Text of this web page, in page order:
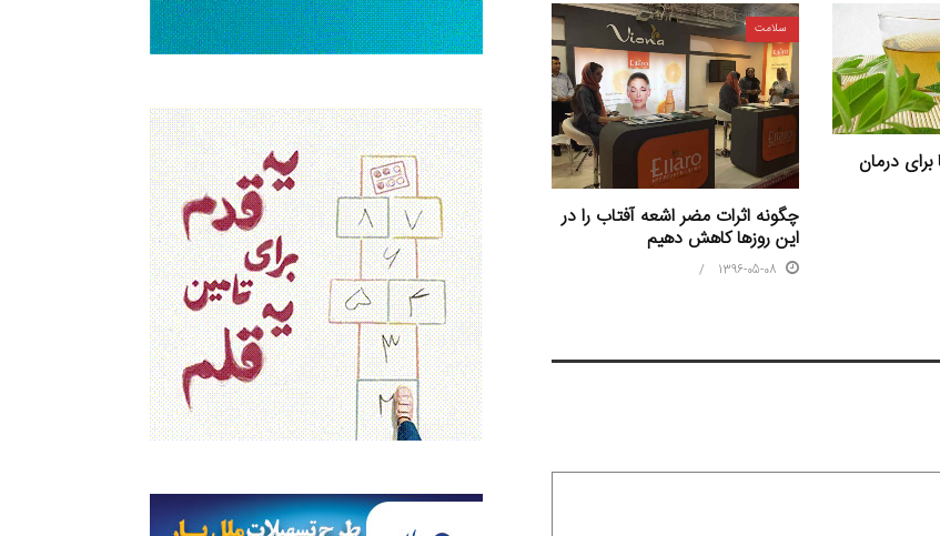
درمان
سلامت
چگونه اثرات مضر اشعه آفتاب را در
این روزها کاهش دهیم
1396-05-08